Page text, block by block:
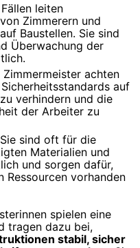
leiten
Zimmerern und
Baustellen. Sie sind
Überwachung der
Zimmermeister achten
auf
verhindern und die
der Arbeiter zu
sind oft für die
Materialien und
und sorgen dafür,
Ressourcen vorhanden
spielen eine
tragen dazu bei,
stabil, sicher